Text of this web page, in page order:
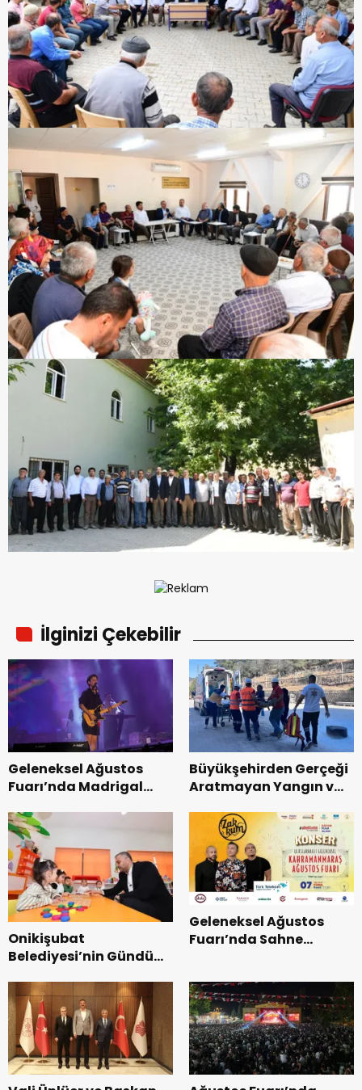
İlginizi Çekebilir
Geleneksel Ağustos
Fuarı’nda Madrigal
Büyükşehirden Gerçeği
Aratmayan Yangın ve
Onikişubat
Belediyesi’nin Gündüz
dönemin ön kayıtları
başladı.
Geleneksel Ağustos
Fuarı’nda Sahne